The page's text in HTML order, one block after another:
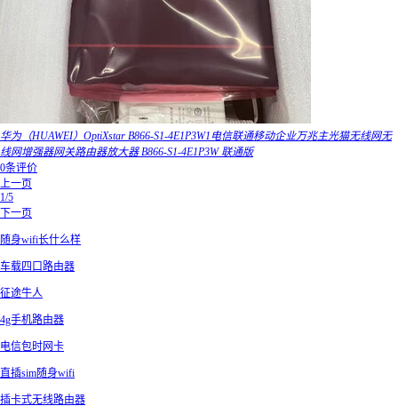
华为（HUAWEI）OptiXstar B866-S1-4E1P3W1电信联通移动企业万兆主光猫无线网无
线网增强器网关路由器放大器 B866-S1-4E1P3W 联通版
0条评价
上一页
1/5
下一页
随身wifi长什么样
车载四口路由器
征途牛人
4g手机路由器
电信包时网卡
直插sim随身wifi
插卡式无线路由器